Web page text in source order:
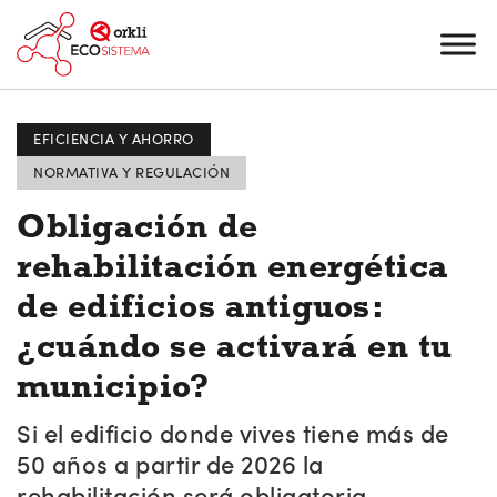
EFICIENCIA Y AHORRO
NORMATIVA Y REGULACIÓN
Obligación de
rehabilitación energética
de edificios antiguos:
¿cuándo se activará en tu
municipio?
Si el edificio donde vives tiene más de
50 años a partir de 2026 la